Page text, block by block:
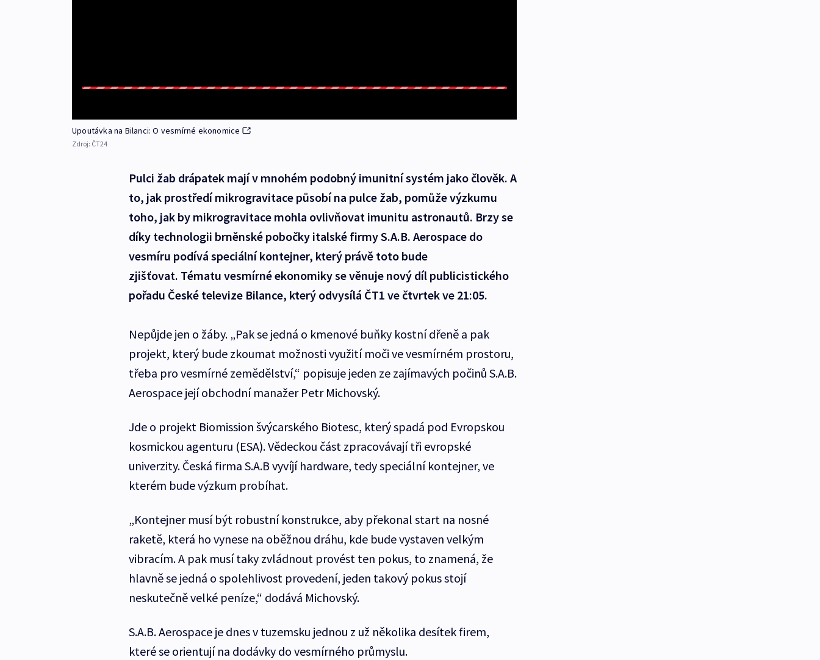
Upoutávka na Bilanci: O vesmírné ekonomice
Zdroj: ČT24
Pulci žab drápatek mají v mnohém podobný imunitní systém jako člověk. A
to, jak prostředí mikrogravitace působí na pulce žab, pomůže výzkumu
toho, jak by mikrogravitace mohla ovlivňovat imunitu astronautů. Brzy se
díky technologii brněnské pobočky italské firmy S.A.B. Aerospace do
vesmíru podívá speciální kontejner, který právě toto bude
zjišťovat. Tématu vesmírné ekonomiky se věnuje nový díl publicistického
pořadu České televize Bilance, který odvysílá ČT1 ve čtvrtek ve 21:05.
Nepůjde jen o žáby. „Pak se jedná o kmenové buňky kostní dřeně a pak
projekt, který bude zkoumat možnosti využití moči ve vesmírném prostoru,
třeba pro vesmírné zemědělství,“ popisuje jeden ze zajímavých počinů S.A.B.
Aerospace její obchodní manažer Petr Michovský.
Jde o projekt Biomission švýcarského Biotesc, který spadá pod Evropskou
kosmickou agenturu (ESA). Vědeckou část zpracovávají tři evropské
univerzity. Česká firma S.A.B vyvíjí hardware, tedy speciální kontejner, ve
kterém bude výzkum probíhat.
„Kontejner musí být robustní konstrukce, aby překonal start na nosné
raketě, která ho vynese na oběžnou dráhu, kde bude vystaven velkým
vibracím. A pak musí taky zvládnout provést ten pokus, to znamená, že
hlavně se jedná o spolehlivost provedení, jeden takový pokus stojí
neskutečně velké peníze,“ dodává Michovský.
S.A.B. Aerospace je dnes v tuzemsku jednou z už několika desítek firem,
které se orientují na dodávky do vesmírného průmyslu.